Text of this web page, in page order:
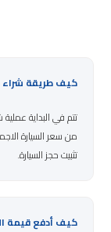
كيف طريقة شراء
تتم في البداية
من سعر السيارة
تثبيت حجز السيارة.
كيف أدفع قيمة